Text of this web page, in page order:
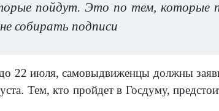
пойдут. Это по тем, которые
собирать подписи
22 июля, самовыдвиженцы должны
Тем, кто пройдет в Госдуму,